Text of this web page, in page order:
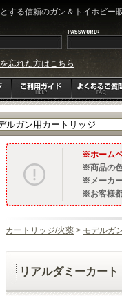
する信頼のガン＆トイホビー
忘れた方はこちら
ホーム
商品の
メーカ
お客様
カートリッジ/火薬 > モデルガ
リアルダミーカー